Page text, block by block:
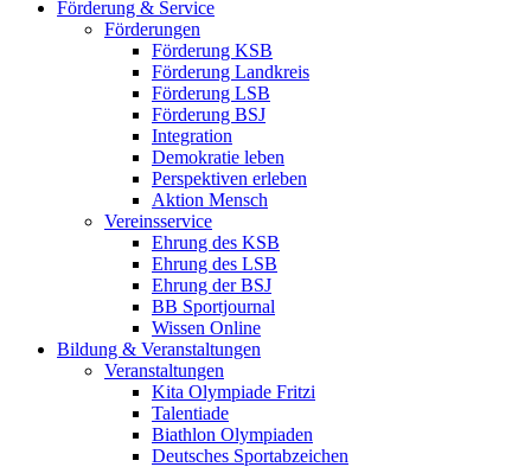
Förderung & Service
Förderungen
Förderung KSB
Förderung Landkreis
Förderung LSB
Förderung BSJ
Integration
Demokratie leben
Perspektiven erleben
Aktion Mensch
Vereinsservice
Ehrung des KSB
Ehrung des LSB
Ehrung der BSJ
BB Sportjournal
Wissen Online
Bildung & Veranstaltungen
Veranstaltungen
Kita Olympiade Fritzi
Talentiade
Biathlon Olympiaden
Deutsches Sportabzeichen